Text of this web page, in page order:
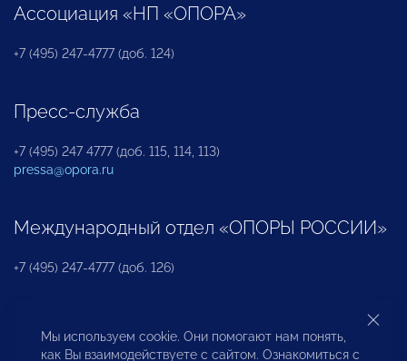
Ассоциация «НП «ОПОРА»
+7 (495) 247-4777 (доб. 124)
Пресс-служба
+7 (495) 247 4777 (доб. 115, 114, 113)
pressa@opora.ru
Международный отдел «ОПОРЫ РОССИИ»
+7 (495) 247-4777 (доб. 126)
Бюро по защите прав предпринимателей и
инвесторов
Мы используем cookie. Они помогают нам понять,
как Вы взаимодействуете с сайтом. Ознакомиться с